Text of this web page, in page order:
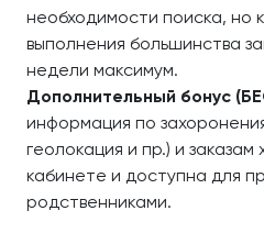
необходимости поиска, но
выполнения большинства
недели максимум.
Дополнительный бонус
информация по
геолокация и пр.) и заказам
кабинете и доступна для
родственниками.